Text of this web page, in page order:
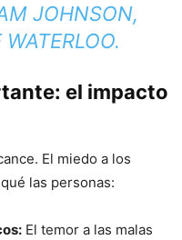
JOHNSON,
el impacto
El miedo a los
las personas:
El temor a las malas